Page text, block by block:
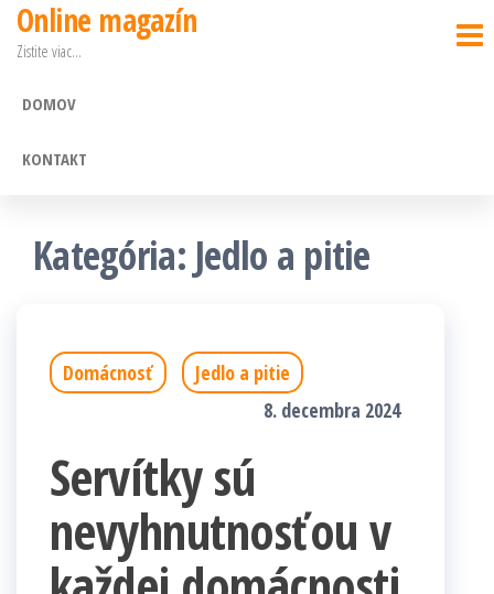
Preskočiť
obsah
Online magazín
Zistite viac…
DOMOV
KONTAKT
Kategória: Jedlo a pitie
Domácnosť
Jedlo a pitie
8. decembra 2024
Servítky sú
nevyhnutnosťou v